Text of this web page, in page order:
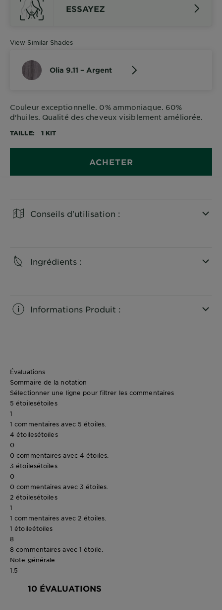
ESSAYEZ
View Similar Shades
Olia 9.11 – Argent
Couleur exceptionnelle. 0% ammoniaque. 60%
d'huiles. Qualité des cheveux visiblement améliorée.
TAILLE 1 KIT
ACHETER
Conseils d'utilisation :
Ingrédients :
Informations Produit :
Évaluations
Sommaire de la notation
Sélectionner une ligne pour filtrer les commentaires
5 étoilesétoiles
1
1 commentaires avec 5 étoiles.
4 étoilesétoiles
0
0 commentaires avec 4 étoiles.
3 étoilesétoiles
0
0 commentaires avec 3 étoiles.
2 étoilesétoiles
1
1 commentaires avec 2 étoiles.
1 étoileétoiles
8
8 commentaires avec 1 étoile.
Note générale
1.5
10 ÉVALUATIONS